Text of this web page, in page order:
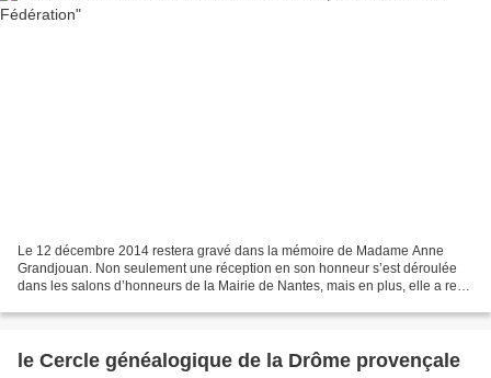
Le 12 décembre 2014 restera gravé dans la mémoire de Madame Anne
Grandjouan. Non seulement une réception en son honneur s’est déroulée
dans les salons d’honneurs de la Mairie de Nantes, mais en plus, elle a reçu
le Cercle généalogique de la Drôme provençale